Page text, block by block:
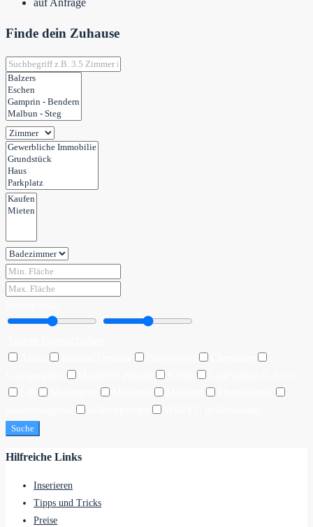
Finde dein Zuhause
Suche
Hilfreiche Links
Inserieren
Tipps und Tricks
Preise